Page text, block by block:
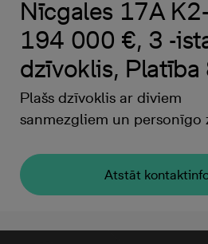
Nīcgales 17A
194 000 €, 3 -
dzīvoklis, Platība
Plašs dzīvoklis ar diviem
sanmezgliem un personīgo
Atstāt